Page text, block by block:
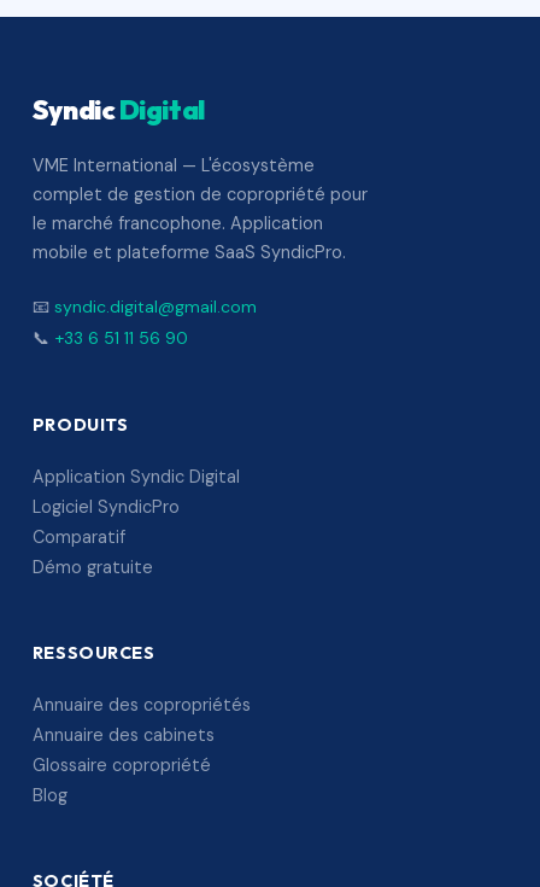
SyndicDigital
VME International — L'écosystème
complet de gestion de copropriété pour
le marché francophone. Application
mobile et plateforme SaaS SyndicPro.
📧 syndic.digital@gmail.com
📞 +33 6 51 11 56 90
PRODUITS
Application Syndic Digital
Logiciel SyndicPro
Comparatif
Démo gratuite
RESSOURCES
Annuaire des copropriétés
Annuaire des cabinets
Glossaire copropriété
Blog
SOCIÉTÉ